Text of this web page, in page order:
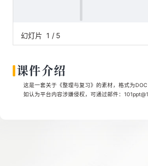
幻灯片 1 / 5
课件介绍
这是一套关于《整理与复习》的素材，格式为
如认为平台内容涉嫌侵权，可通过邮件：